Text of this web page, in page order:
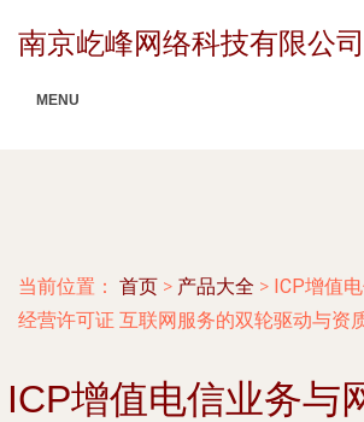
南京屹峰网络科技有限公司
MENU
当前位置： 首页 > 产品大全 > ICP增值
经营许可证 互联网服务的双轮驱动与资
ICP增值电信业务与